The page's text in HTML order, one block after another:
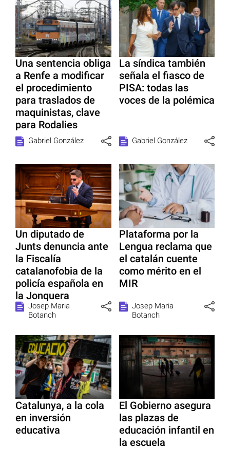
Una sentencia obliga
a Renfe a modificar
el procedimiento
para traslados de
maquinistas, clave
para Rodalies
Gabriel González
La síndica también
señala el fiasco de
PISA: todas las
voces de la polémica
Gabriel González
Un diputado de
Junts denuncia ante
la Fiscalía
catalanofobia de la
policía española en
la Jonquera
Josep Maria
Botanch
Plataforma por la
Lengua reclama que
el catalán cuente
como mérito en el
MIR
Josep Maria
Botanch
Catalunya, a la cola
en inversión
educativa
El Gobierno asegura
las plazas de
educación infantil en
la escuela